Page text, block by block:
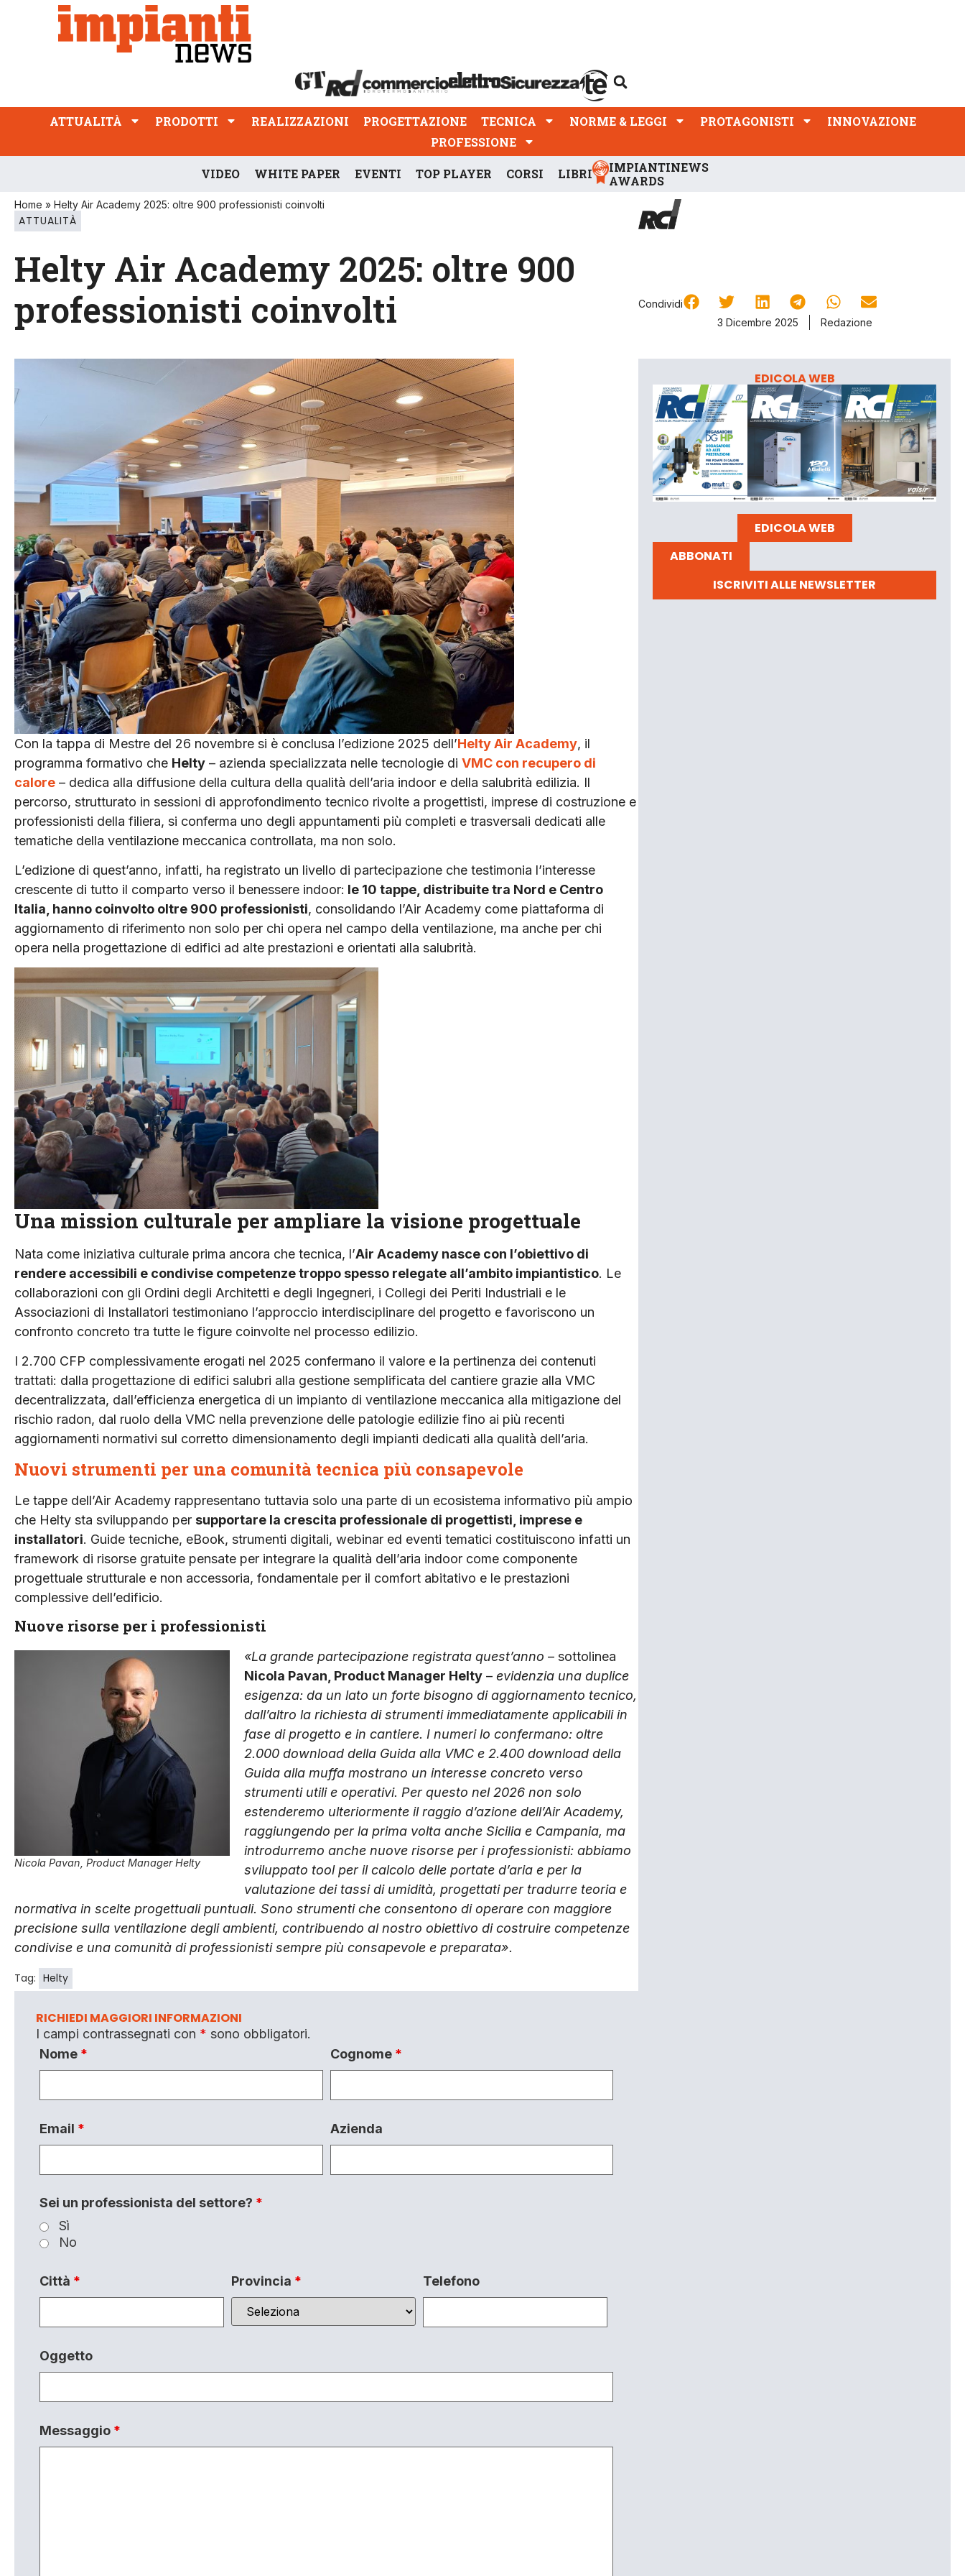
ATTUALITÀ PRODOTTI REALIZZAZIONI
PROFESSIONE
ATTUALITÀ PRODOTTI REALIZZAZIONI PROGETTAZIONE TECNICA NORME & LEGGI PROTAGONISTI
INNOVAZIONE
PROFESSIONE
VIDEO WHITE PAPER EVENTI TOP PLAYER CORSI LIBRI
IMPIANTINEWS
AWARDS
Home » Helty Air Academy 2025: oltre 900 professionisti coinvolti
ATTUALITÀ
Helty Air Academy 2025: oltre 900
professionisti coinvolti
Condividi
3 Dicembre 2025
Redazione
Con la tappa di Mestre del 26 novembre si è conclusa l’edizione 2025 dell’Helty Air Academy, il
programma formativo che Helty – azienda specializzata nelle tecnologie di VMC con recupero di
calore – dedica alla diffusione della cultura della qualità dell’aria indoor e della salubrità edilizia. Il
percorso, strutturato in sessioni di approfondimento tecnico rivolte a progettisti, imprese di costruzione e
professionisti della filiera, si conferma uno degli appuntamenti più completi e trasversali dedicati alle
tematiche della ventilazione meccanica controllata, ma non solo.
L’edizione di quest’anno, infatti, ha registrato un livello di partecipazione che testimonia l’interesse
crescente di tutto il comparto verso il benessere indoor: le 10 tappe, distribuite tra Nord e Centro
Italia, hanno coinvolto oltre 900 professionisti, consolidando l’Air Academy come piattaforma di
aggiornamento di riferimento non solo per chi opera nel campo della ventilazione, ma anche per chi
opera nella progettazione di edifici ad alte prestazioni e orientati alla salubrità.
Una mission culturale per ampliare la visione progettuale
Nata come iniziativa culturale prima ancora che tecnica, l’Air Academy nasce con l’obiettivo di
rendere accessibili e condivise competenze troppo spesso relegate all’ambito impiantistico. Le
collaborazioni con gli Ordini degli Architetti e degli Ingegneri, i Collegi dei Periti Industriali e le
Associazioni di Installatori testimoniano l’approccio interdisciplinare del progetto e favoriscono un
confronto concreto tra tutte le figure coinvolte nel processo edilizio.
I 2.700 CFP complessivamente erogati nel 2025 confermano il valore e la pertinenza dei contenuti
trattati: dalla progettazione di edifici salubri alla gestione semplificata del cantiere grazie alla VMC
decentralizzata, dall’efficienza energetica di un impianto di ventilazione meccanica alla mitigazione del
rischio radon, dal ruolo della VMC nella prevenzione delle patologie edilizie fino ai più recenti
aggiornamenti normativi sul corretto dimensionamento degli impianti dedicati alla qualità dell’aria.
Nuovi strumenti per una comunità tecnica più consapevole
Le tappe dell’Air Academy rappresentano tuttavia solo una parte di un ecosistema informativo più ampio
che Helty sta sviluppando per supportare la crescita professionale di progettisti, imprese e
installatori. Guide tecniche, eBook, strumenti digitali, webinar ed eventi tematici costituiscono infatti un
framework di risorse gratuite pensate per integrare la qualità dell’aria indoor come componente
progettuale strutturale e non accessoria, fondamentale per il comfort abitativo e le prestazioni
complessive dell’edificio.
Nuove risorse per i professionisti
Nicola Pavan, Product Manager Helty
«La grande partecipazione registrata quest’anno – sottolinea
Nicola Pavan, Product Manager Helty – evidenzia una duplice
esigenza: da un lato un forte bisogno di aggiornamento tecnico,
dall’altro la richiesta di strumenti immediatamente applicabili in
fase di progetto e in cantiere. I numeri lo confermano: oltre
2.000 download della Guida alla VMC e 2.400 download della
Guida alla muffa mostrano un interesse concreto verso
strumenti utili e operativi. Per questo nel 2026 non solo
estenderemo ulteriormente il raggio d’azione dell’Air Academy,
raggiungendo per la prima volta anche Sicilia e Campania, ma
introdurremo anche nuove risorse per i professionisti: abbiamo
sviluppato tool per il calcolo delle portate d’aria e per la
valutazione dei tassi di umidità, progettati per tradurre teoria e
normativa in scelte progettuali puntuali. Sono strumenti che consentono di operare con maggiore
precisione sulla ventilazione degli ambienti, contribuendo al nostro obiettivo di costruire competenze
condivise e una comunità di professionisti sempre più consapevole e preparata».
Tag: Helty
RICHIEDI MAGGIORI INFORMAZIONI
I campi contrassegnati con * sono obbligatori.
Nome * Cognome *
Email * Azienda
Sei un professionista del settore? *
Sì
No
Città * Provincia * Telefono
Oggetto
Messaggio *
EDICOLA WEB
EDICOLA WEB
ABBONATI
ISCRIVITI ALLE NEWSLETTER